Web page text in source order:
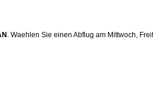
. Waehlen Sie einen Abflug am Mittwoch,